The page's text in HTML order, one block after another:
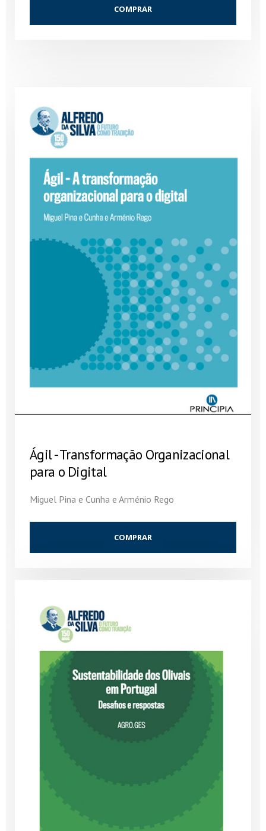
COMPRAR
Ágil - Transformação Organizacional
para o Digital
Miguel Pina e Cunha e Arménio Rego
COMPRAR